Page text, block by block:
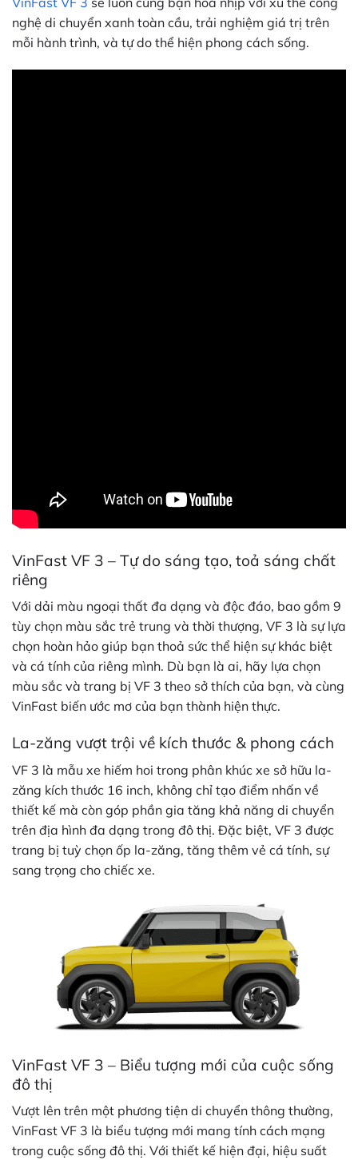
nghệ di chuyển xanh toàn cầu, trải nghiệm giá trị trên
mỗi hành trình, và tự do thể hiện phong cách sống.
VinFast VF 3 – Tự do sáng tạo, toả sáng chất
riêng
Với dải màu ngoại thất đa dạng và độc đáo, bao gồm 9
tùy chọn màu sắc trẻ trung và thời thượng, VF 3 là sự lựa
chọn hoàn hảo giúp bạn thoả sức thể hiện sự khác biệt
và cá tính của riêng mình. Dù bạn là ai, hãy lựa chọn
màu sắc và trang bị VF 3 theo sở thích của bạn, và cùng
VinFast biến ước mơ của bạn thành hiện thực.
La-zăng vượt trội về kích thước & phong cách
VF 3 là mẫu xe hiếm hoi trong phân khúc xe sở hữu la-
zăng kích thước 16 inch, không chỉ tạo điểm nhấn về
thiết kế mà còn góp phần gia tăng khả năng di chuyển
trên địa hình đa dạng trong đô thị. Đặc biệt, VF 3 được
trang bị tuỳ chọn ốp la-zăng, tăng thêm vẻ cá tính, sự
sang trọng cho chiếc xe.
VinFast VF 3 – Biểu tượng mới của cuộc sống
đô thị
Vượt lên trên một phương tiện di chuyển thông thường,
VinFast VF 3 là biểu tượng mới mang tính cách mạng
trong cuộc sống đô thị. Với thiết kế hiện đại, hiệu suất